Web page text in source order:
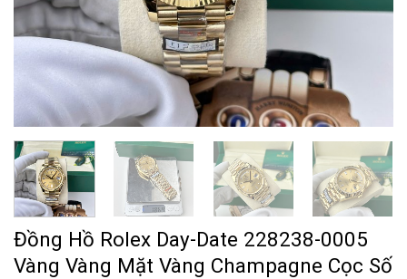
Đồng Hồ Rolex Day-Date 228238-0005
Vàng Vàng Mặt Vàng Champagne Cọc Số